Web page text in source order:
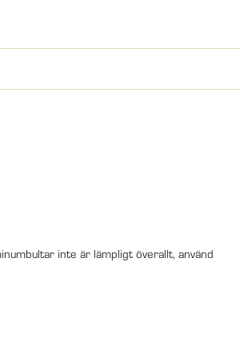
inte är lämpligt överallt, använd